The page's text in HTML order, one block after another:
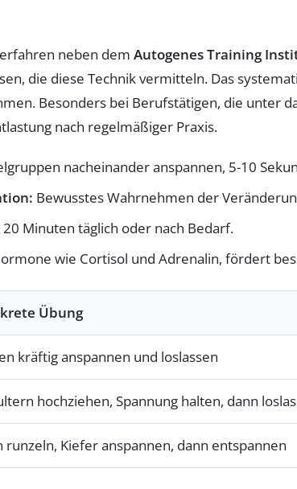
neben dem Autogenes Training
die diese Technik vermitteln. Das
Besonders bei Berufstätigen, die unter
nach regelmäßiger Praxis.
nacheinander anspannen, 5-10
Bewusstes Wahrnehmen der
20 Minuten täglich oder nach Bedarf.
wie Cortisol und Adrenalin, fördert
Übung
kräftig anspannen und loslassen
hochziehen, Spannung halten, dann
runzeln, Kiefer anspannen, dann entspannen